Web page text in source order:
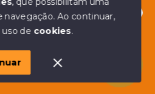
Olá! em posso ajudar?
Simões - Todos os direitos
navegação.Ao continuar,
de cookies.